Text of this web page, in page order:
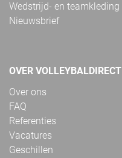
Wedstrijd- en teamkleding
Nieuwsbrief
OVER VOLLEYBALDIRECT
Over ons
FAQ
Referenties
Vacatures
Geschillen